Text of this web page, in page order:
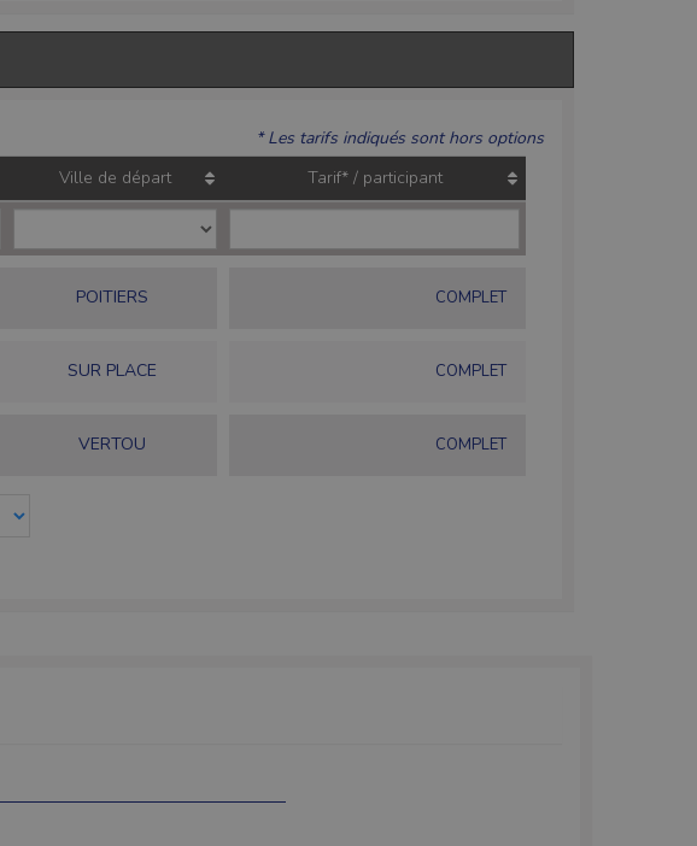
* Les tarifs indiqués sont hors options
Ville de départ Tarif* / participant
POITIERS COMPLET
SUR PLACE COMPLET
VERTOU COMPLET